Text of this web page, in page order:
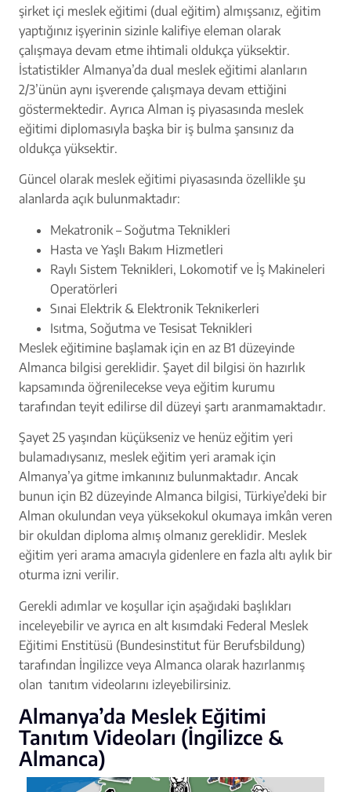
şirket içi meslek eğitimi (dual eğitim) almışsanız, eğitim
yaptığınız işyerinin sizinle kalifiye eleman olarak
çalışmaya devam etme ihtimali oldukça yüksektir.
İstatistikler Almanya’da dual meslek eğitimi alanların
2/3’ünün aynı işverende çalışmaya devam ettiğini
göstermektedir. Ayrıca Alman iş piyasasında meslek
eğitimi diplomasıyla başka bir iş bulma şansınız da
oldukça yüksektir.
Güncel olarak meslek eğitimi piyasasında özellikle şu
alanlarda açık bulunmaktadır:
Mekatronik – Soğutma Teknikleri
Hasta ve Yaşlı Bakım Hizmetleri
Raylı Sistem Teknikleri, Lokomotif ve İş Makineleri
Operatörleri
Sınai Elektrik & Elektronik Teknikerleri
Isıtma, Soğutma ve Tesisat Teknikleri
Meslek eğitimine başlamak için en az B1 düzeyinde
Almanca bilgisi gereklidir. Şayet dil bilgisi ön hazırlık
kapsamında öğrenilecekse veya eğitim kurumu
tarafından teyit edilirse dil düzeyi şartı aranmamaktadır.
Şayet 25 yaşından küçükseniz ve henüz eğitim yeri
bulamadıysanız, meslek eğitim yeri aramak için
Almanya’ya gitme imkanınız bulunmaktadır. Ancak
bunun için B2 düzeyinde Almanca bilgisi, Türkiye’deki bir
Alman okulundan veya yüksekokul okumaya imkân veren
bir okuldan diploma almış olmanız gereklidir. Meslek
eğitim yeri arama amacıyla gidenlere en fazla altı aylık bir
oturma izni verilir.
Gerekli adımlar ve koşullar için aşağıdaki başlıkları
inceleyebilir ve ayrıca en alt kısımdaki Federal Meslek
Eğitimi Enstitüsü (Bundesinstitut für Berufsbildung)
tarafından İngilizce veya Almanca olarak hazırlanmış
olan tanıtım videolarını izleyebilirsiniz.
Almanya’da Meslek Eğitimi
Tanıtım Videoları (İngilizce &
Almanca)